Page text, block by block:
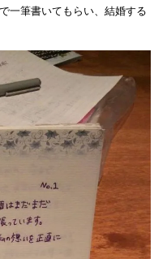
一筆書いてもらい、結婚する